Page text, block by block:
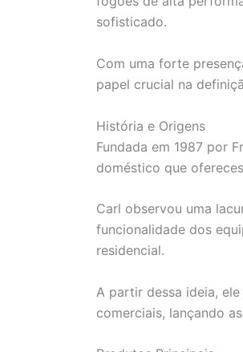
sofisticado.
Com uma forte
papel crucial na
História e Origens
Fundada em 1987 por
doméstico que
Carl observou uma
funcionalidade dos
residencial.
A partir dessa ideia,
comerciais, lançando